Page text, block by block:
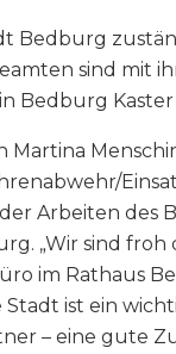
Bedburg
sind mit
Bedburg
Martina
Arbeiten des
„Wir sind froh
im Rathaus
Stadt ist ein
– eine gute